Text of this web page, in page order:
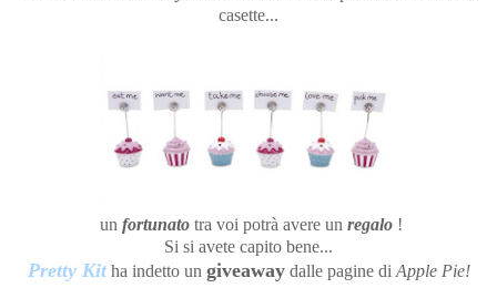
casette...
un fortunatotra voi potrà avere un regalo!
Si si avete capito bene...
Pretty Kit ha indetto un giveaway dalle pagine di Apple Pie!